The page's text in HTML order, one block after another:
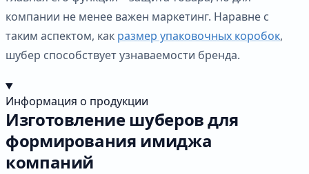
компании не менее важен маркетинг. Наравне с
таким аспектом, как размер упаковочных коробок,
шубер способствует узнаваемости бренда.
Информация о продукции
Изготовление шуберов для
формирования имиджа
компаний